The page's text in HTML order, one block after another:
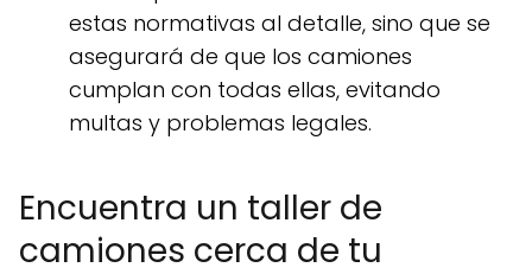
estas normativas al detalle, sino que se
asegurará de que los camiones
cumplan con todas ellas, evitando
multas y problemas legales.
Encuentra un taller de
camiones cerca de tu